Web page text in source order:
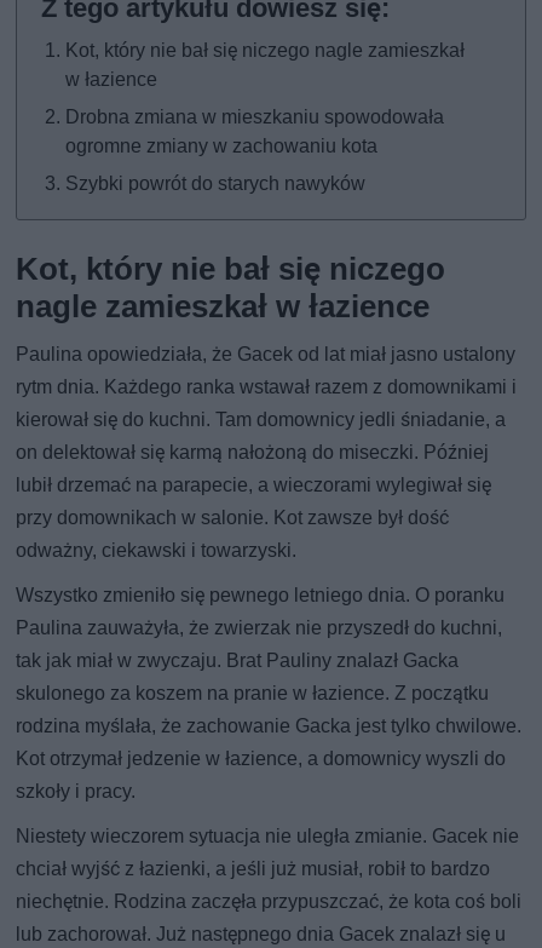
Kot, który nie bał się niczego nagle zamieszkał
w łazience
Drobna zmiana w mieszkaniu spowodowała
ogromne zmiany w zachowaniu kota
Szybki powrót do starych nawyków
Kot, który nie bał się niczego
nagle zamieszkał w łazience
Paulina opowiedziała, że Gacek od lat miał jasno ustalony
rytm dnia. Każdego ranka wstawał razem z domownikami i
kierował się do kuchni. Tam domownicy jedli śniadanie, a
on delektował się karmą nałożoną do miseczki. Później
lubił drzemać na parapecie, a wieczorami wylegiwał się
przy domownikach w salonie. Kot zawsze był dość
odważny, ciekawski i towarzyski.
Wszystko zmieniło się pewnego letniego dnia. O poranku
Paulina zauważyła, że zwierzak nie przyszedł do kuchni,
tak jak miał w zwyczaju. Brat Pauliny znalazł Gacka
skulonego za koszem na pranie w łazience. Z początku
rodzina myślała, że zachowanie Gacka jest tylko chwilowe.
Kot otrzymał jedzenie w łazience, a domownicy wyszli do
szkoły i pracy.
Niestety wieczorem sytuacja nie uległa zmianie. Gacek nie
chciał wyjść z łazienki, a jeśli już musiał, robił to bardzo
niechętnie. Rodzina zaczęła przypuszczać, że kota coś boli
lub zachorował. Już następnego dnia Gacek znalazł się u